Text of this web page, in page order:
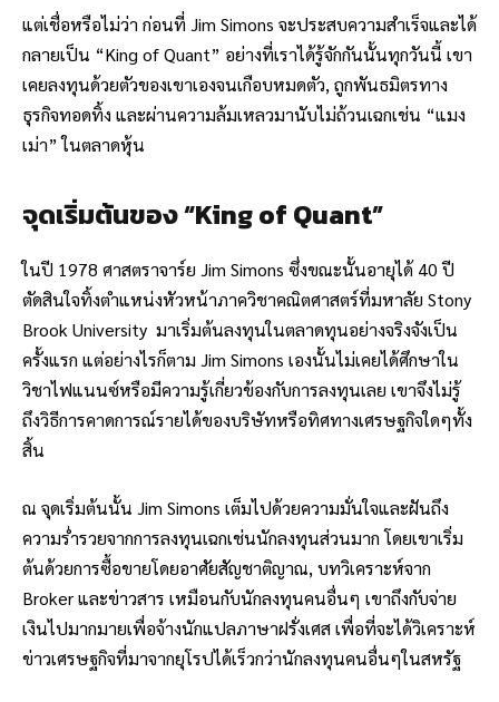
แต่เชื่อหรือไม่ว่า ก่อนที่ Jim Simons จะประสบความสำเร็จและได้
กลายเป็น “King of Quant” อย่างที่เราได้รู้จักกันนั้นทุกวันนี้ เขา
เคยลงทุนด้วยตัวของเขาเองจนเกือบหมดตัว, ถูกพันธมิตรทาง
ธุรกิจทอดทิ้ง และผ่านความล้มเหลวมานับไม่ถ้วนเฉกเช่น “แมง
เม่า” ในตลาดหุ้น
จุดเริ่มต้นของ “King of Quant”
ในปี 1978 ศาสตราจาร์ย Jim Simons ซึ่งขณะนั้นอายุได้ 40 ปี
ตัดสินใจทิ้งตำแหน่งหัวหน้าภาควิชาคณิตศาสตร์ที่มหาลัย Stony
Brook University มาเริ่มต้นลงทุนในตลาดทุนอย่างจริงจังเป็น
ครั้งแรก แต่อย่างไรก็ตาม Jim Simons เองนั้นไม่เคยได้ศึกษาใน
วิชาไฟแนนซ์หรือมีความรู้เกี่ยวข้องกับการลงทุนเลย เขาจึงไม่รู้
ถึงวิธีการคาดการณ์รายได้ของบริษัทหรือทิศทางเศรษฐกิจใดๆทั้ง
สิ้น
ณ จุดเริ่มต้นนั้น Jim Simons เต็มไปด้วยความมั่นใจและฝันถึง
ความร่ำรวยจากการลงทุนเฉกเช่นนักลงทุนส่วนมาก โดยเขาเริ่ม
ต้นด้วยการซื้อขายโดยอาศัยสัญชาติญาณ, บทวิเคราะห์จาก
Broker และข่าวสาร เหมือนกับนักลงทุนคนอื่นๆ เขาถึงกับจ่าย
เงินไปมากมายเพื่อจ้างนักแปลภาษาฝรั่งเศส เพื่อที่จะได้วิเคราะห์
ข่าวเศรษฐกิจที่มาจากยุโรปได้เร็วกว่านักลงทุนคนอื่นๆในสหรัฐ